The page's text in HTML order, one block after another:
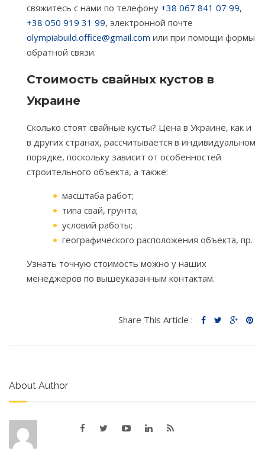
свяжитесь с нами по телефону +38 067 841 07 99,
+38 050 919 31 99, электронной почте
olympiabuild.office@gmail.com или при помощи формы
обратной связи.
Стоимость свайных кустов в
Украине
Сколько стоят свайные кусты? Цена в Украине, как и
в других странах, рассчитывается в индивидуальном
порядке, поскольку зависит от особенностей
строительного объекта, а также:
масштаба работ;
типа свай, грунта;
условий работы;
географического расположения объекта, пр.
Узнать точную стоимость можно у наших
менеджеров по вышеуказанным контактам.
Share This Article :
About Author